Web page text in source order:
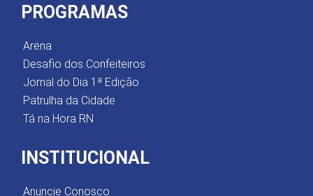
PROGRAMAS
Arena
Desafio dos Confeiteiros
Jornal do Dia 1ª Edição
Patrulha da Cidade
Tá na Hora RN
INSTITUCIONAL
Anuncie Conosco